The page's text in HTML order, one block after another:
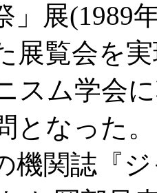
」展(1989
展覧会を
スム学会
となった
機関誌『